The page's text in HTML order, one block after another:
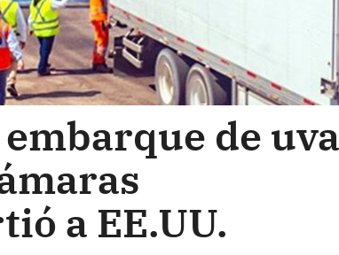
de uva
a EE.UU.